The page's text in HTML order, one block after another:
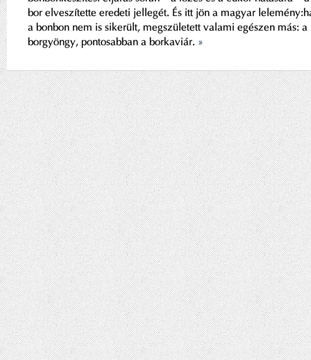
bor elveszítette eredeti jellegét. És itt jön a magyar
a bonbon nem is sikerült, megszületett valami egészen más: a
borgyöngy, pontosabban a borkaviár. »